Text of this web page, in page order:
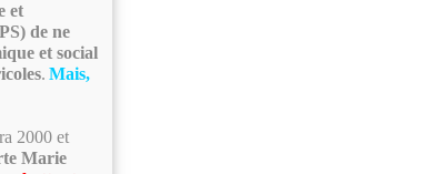
et
de ne
et social
. Mais,
2000 et
Marie